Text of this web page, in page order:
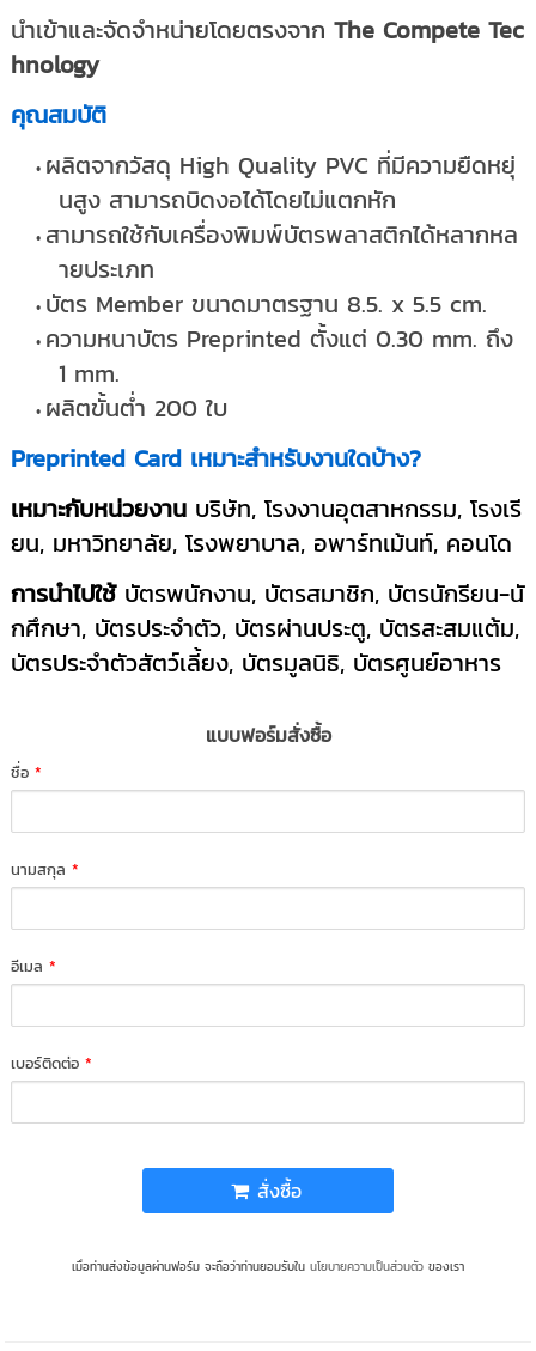
นำเข้าและจัดจำหน่ายโดยตรงจากThe Compete Tec
hnology
คุณสมบัติ
ผลิตจากวัสดุ High Quality PVC ที่มีความยืดหยุ่
นสูง สามารถบิดงอได้โดยไม่แตกหัก
สามารถใช้กับเครื่องพิมพ์บัตรพลาสติกได้หลากหล
ายประเภท
บัตร Member ขนาดมาตรฐาน 8.5. x 5.5 cm.
ความหนาบัตร Preprinted ตั้งแต่ 0.30 mm. ถึง
1 mm.
ผลิตขั้นต่ำ 200 ใบ
Preprinted Card เหมาะสำหรับงานใดบ้าง?
เหมาะกับหน่วยงาน บริษัท, โรงงานอุตสาหกรรม, โรงเรี
ยน, มหาวิทยาลัย, โรงพยาบาล, อพาร์ทเม้นท์, คอนโด
การนำไปใช้บัตรพนักงาน, บัตรสมาชิก, บัตรนักรียน-นั
กศึกษา, บัตรประจำตัว, บัตรผ่านประตู, บัตรสะสมแต้ม,
บัตรประจำตัวสัตว์เลี้ยง, บัตรมูลนิธิ, บัตรศูนย์อาหาร
แบบฟอร์มสั่งซื้อ
ชื่อ*
นามสกุล*
อีเมล*
เบอร์ติดต่อ*
สั่งซื้อ
เมื่อท่านส่งข้อมูลผ่านฟอร์ม จะถือว่าท่านยอมรับใน นโยบายความเป็นส่วนตัว ของเรา